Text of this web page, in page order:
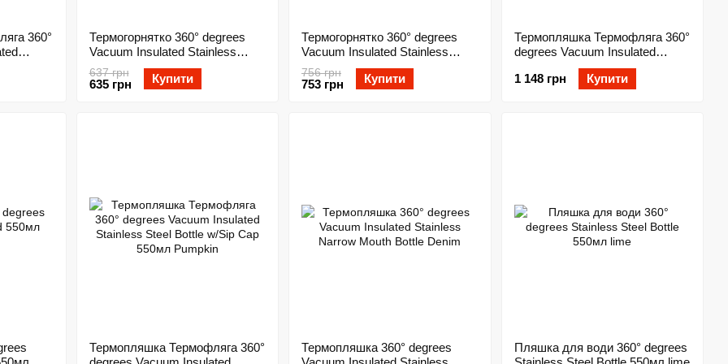
360°
Термогорнятко 360° degrees
Vacuum Insulated Stainless
Travel Mug Regular Denim
637 грн
635 грн Купити
Термогорнятко 360° degrees
Vacuum Insulated Stainless
Travel Mug Large Denim
756 грн
753 грн Купити
Термопляшка Термофляга 360°
degrees Vacuum Insulated
Stainless Steel Bottle w/Sip Cap
turquoise
1 148 грн Купити
Термопляшка Термофляга 360°
Термопляшка 360° degrees
Пляшка для води 360° degrees